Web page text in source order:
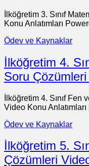
İlköğretim 3. Sınıf
Konu Anlatımları
Ödev ve Kaynaklar
İlköğretim 4.
Soru Çözümleri
İlköğretim 4. Sınıf
Video Konu
Ödev ve Kaynaklar
İlköğretim 5.
Çözümleri